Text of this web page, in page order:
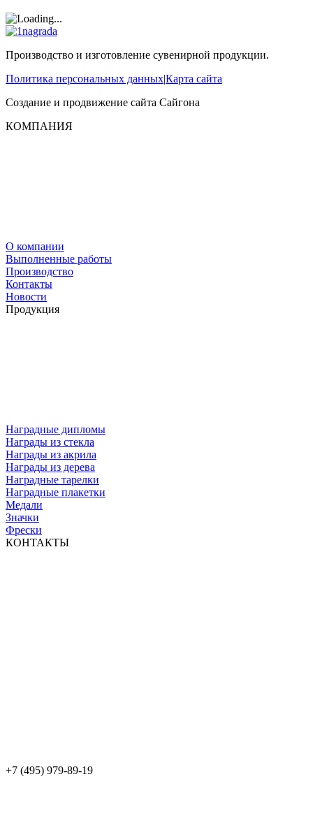
Производство и изготовление сувенирной продукции.
Политика персональных данных|Карта сайта
Создание и продвижение сайта Сайгона
КОМПАНИЯ
О компании
Выполненные работы
Производство
Контакты
Новости
Продукция
Наградные дипломы
Награды из стекла
Награды из акрила
Награды из дерева
Наградные тарелки
Наградные плакетки
Медали
Значки
Фрески
КОНТАКТЫ
+7 (495) 979-89-19